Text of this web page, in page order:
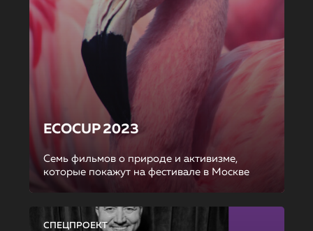
ECOCUP 2023
Семь фильмов о природе и активизме,
которые покажут на фестивале в Москве
СПЕЦПРОЕКТ